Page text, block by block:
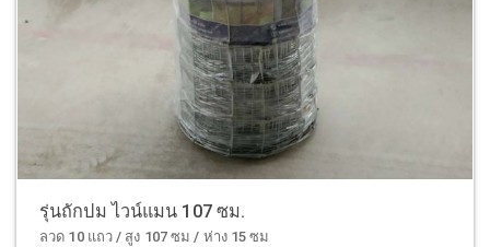
รุ่นถักปม ไวน์แมน 107 ซม.
ลวด 10 แถว / สูง 107 ซม / ห่าง 15 ซม